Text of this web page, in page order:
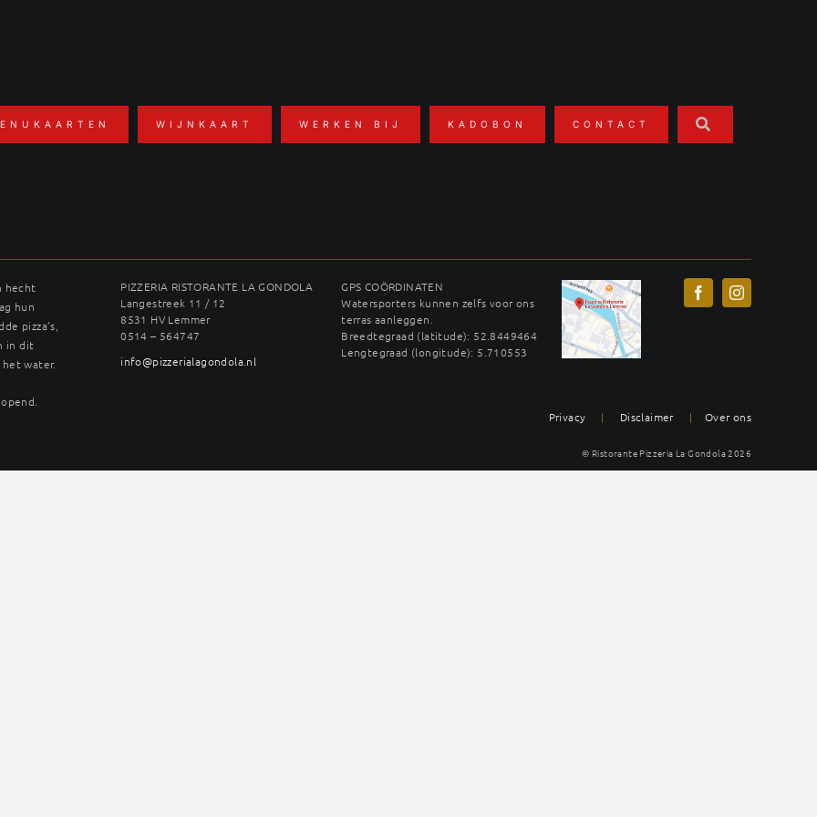
WIJNKAART WERKEN BIJ KADOBON CONTACT
hecht
hun
pizza’s,
in dit
water.
PIZZERIA RISTORANTE LA GONDOLA
Langestreek 11 / 12
8531 HV Lemmer
0514 – 564747
info@pizzerialagondola.nl
GPS COÖRDINATEN
Watersporters kunnen zelfs voor ons
terras aanleggen.
Breedtegraad (latitude): 52.8449464
Lengtegraad (longitude): 5.710553
Privacy | Disclaimer | Over ons
© Ristorante Pizzeria La Gondola 2026